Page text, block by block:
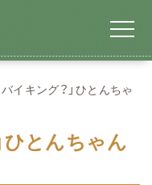
バイキング？」ひとんちゃ
ひとんちゃん